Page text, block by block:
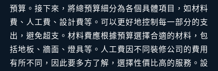
預算。接下來，將總預算細分為各個具體項目，如材料
費、人工費、設計費等。可以更好地控制每一部分的支
出，避免超支。材料費應根據預算選擇合適的材料，包
括地板、牆面、燈具等。人工費因不同裝修公司的費用
有所不同，因此要多方了解，選擇性價比高的服務。設